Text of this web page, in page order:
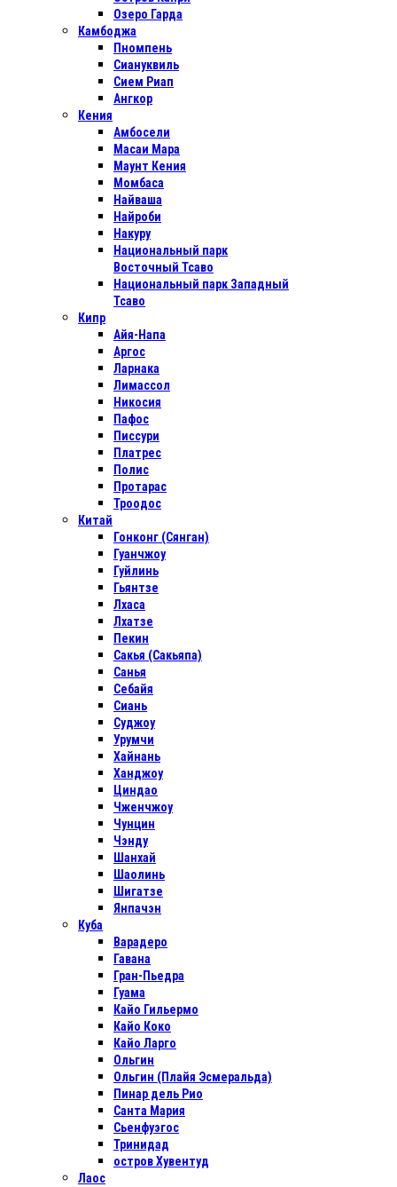
Озеро Гарда
Камбоджа
Пномпень
Сиануквиль
Сием Риап
Ангкор
Кения
Амбосели
Масаи Мара
Маунт Кения
Момбаса
Найваша
Найроби
Накуру
Национальный парк
Восточный Тсаво
Национальный парк Западный
Тсаво
Кипр
Айя-Напа
Аргос
Ларнака
Лимассол
Никосия
Пафос
Писсури
Платрес
Полис
Протарас
Троодос
Китай
Гонконг (Сянган)
Гуанчжоу
Гуйлинь
Гьянтзе
Лхаса
Лхатзе
Пекин
Сакья (Сакьяпа)
Санья
Себайя
Сиань
Суджоу
Урумчи
Хайнань
Ханджоу
Циндао
Чженчжоу
Чунцин
Чэнду
Шанхай
Шаолинь
Шигатзе
Янпачэн
Куба
Варадеро
Гавана
Гран-Пьедра
Гуама
Кайо Гильермо
Кайо Коко
Кайо Ларго
Ольгин
Ольгин (Плайя Эсмеральда)
Пинар дель Рио
Санта Мария
Сьенфуэгос
Тринидад
остров Хувентуд
Лаос